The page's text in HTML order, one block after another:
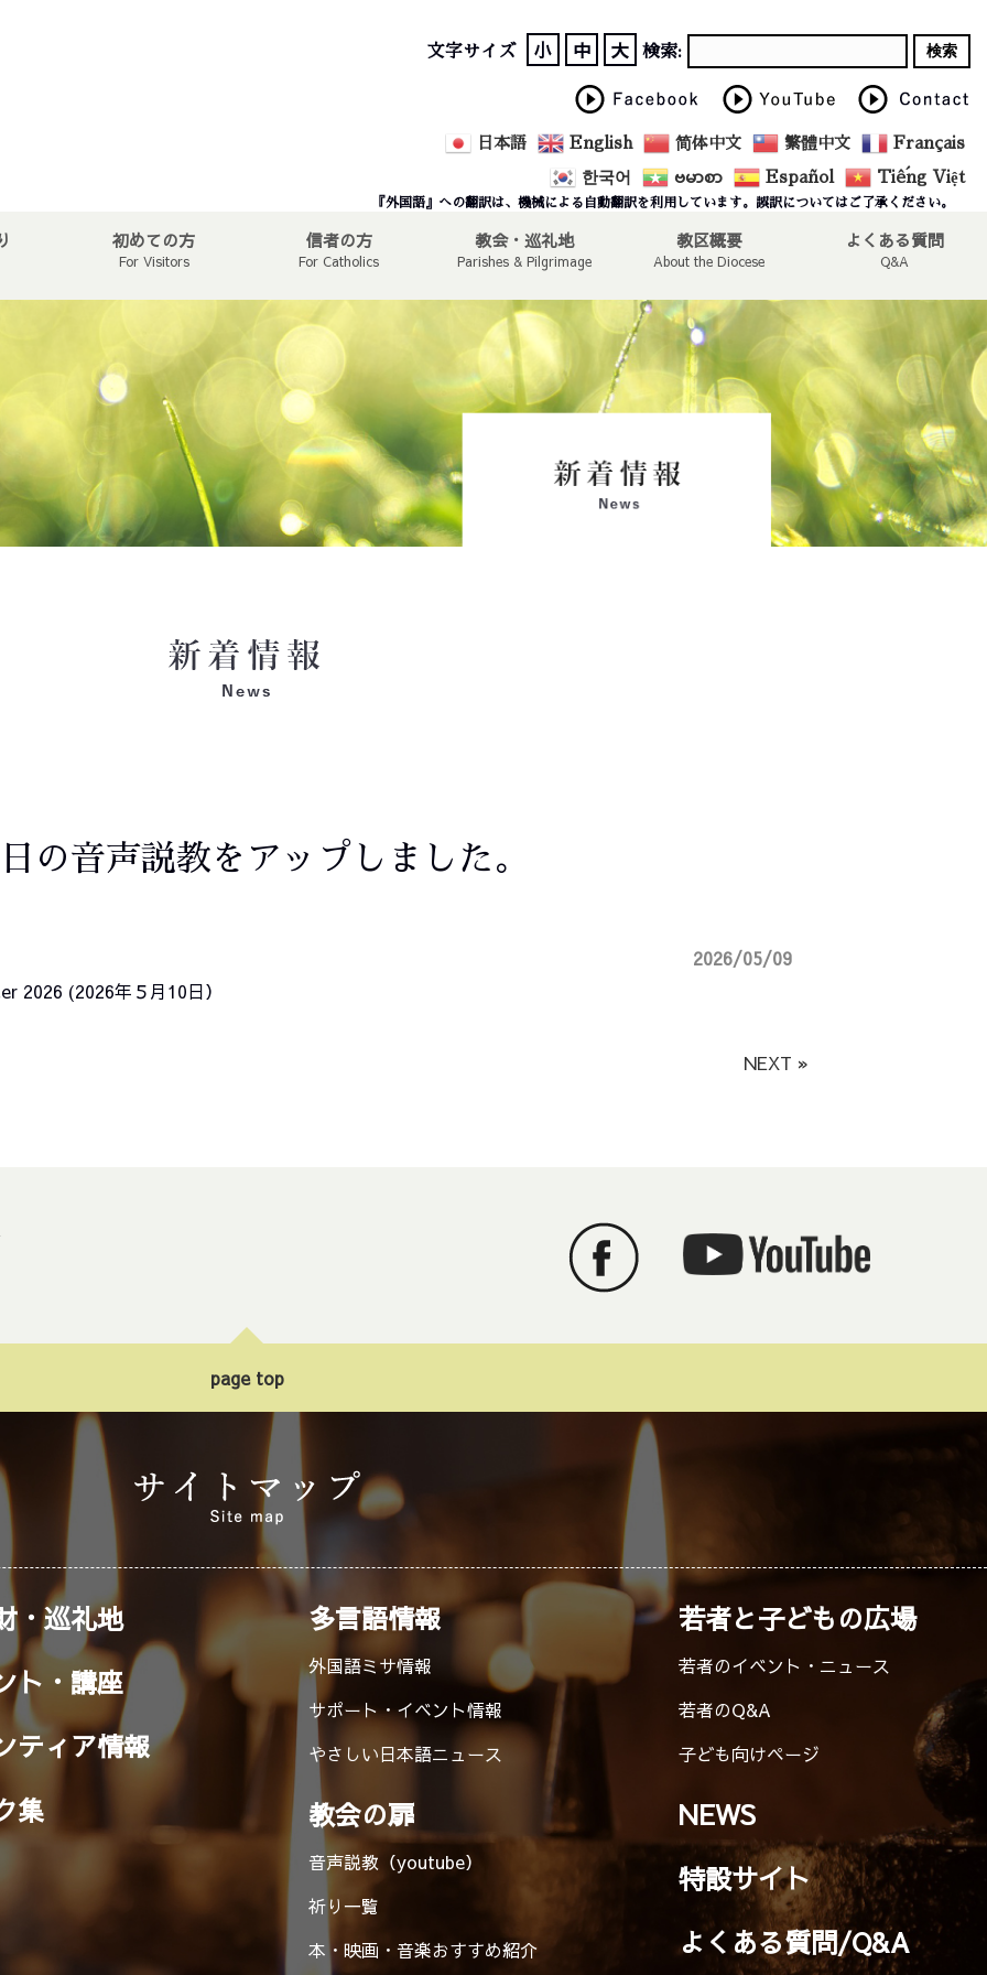
文字サイズ 小 中 大 検索:
日本語 English 简体中文 繁體中文 Français
한국어 ဗမာစာ Español Tiếng Việt
『外国語』への翻訳は、機械による自動翻訳を利用しています。誤訳についてはご了承ください。
初めての方
For Visitors
信者の方
For Catholics
教会・巡礼地
Parishes & Pilgrimage
教区概要
About the Diocese
よくある質問
Q&A
の音声説教をアップしました。
2026/05/09
2026 (2026年５月10日）
NEXT »
page top
・巡礼地
ト・講座
ティア情報
集
多言語情報
外国語ミサ情報
サポート・イベント情報
やさしい日本語ニュース
教会の扉
音声説教（youtube）
祈り一覧
本・映画・音楽おすすめ紹介
若者と子どもの広場
若者のイベント・ニュース
若者のQ&A
子ども向けページ
NEWS
特設サイト
よくある質問/Q&A